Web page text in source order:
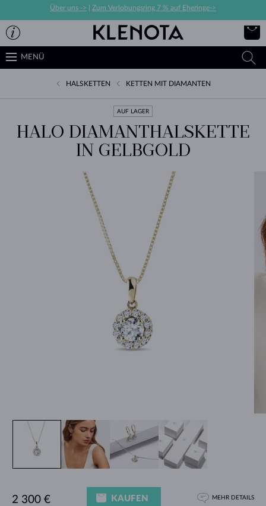
Über uns -> Zum Verlobungsring 7 % auf Eheringe->
MENÜ
HALSKETTEN KETTEN MIT DIAMANTEN
AUF LAGER
HALO DIAMANTHALSKETTE
IN GELBGOLD
2 300 € KAUFEN MEHR DETAILS